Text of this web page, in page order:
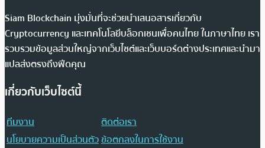
Siam Blockchain มุ่งมั่นที่จะช่วยนำเสนอสารเกี่ยวกับ
Cryptocurrency และเทคโนโลยีบล็อกเชนเพื่อคนไทย ในภาษาไทย เรา
รวบรวมข้อมูลส่วนใหญ่จากเว็บไซต์และเว็บบอร์ดต่างประเทศและนำมา
แปลส่งตรงถึงฟีดคุณ
เกี่ยวกับเว็บไซต์นี้
ทีมงาน
ติดต่อเรา
นโยบายความเป็นส่วนตัวข้อตกลงในการใช้งาน